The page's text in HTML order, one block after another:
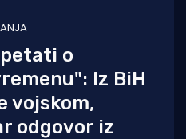
o
Iz BiH
vojskom,
odgovor iz